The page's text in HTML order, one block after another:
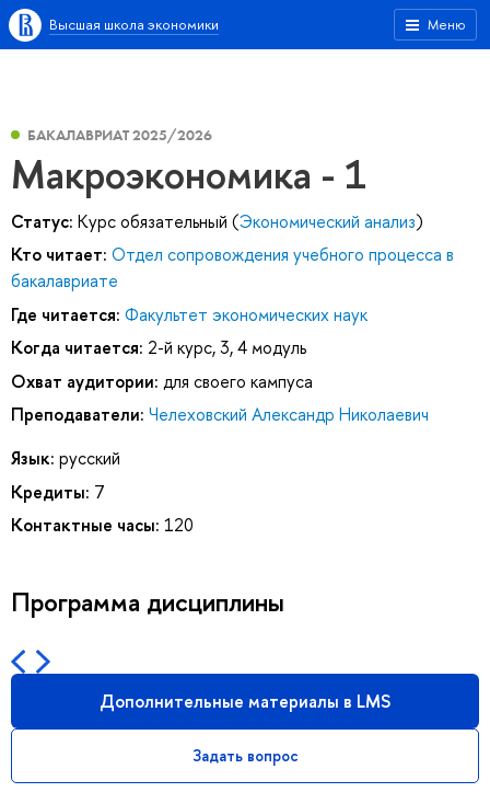
Меню
Высшая школа экономики
БАКАЛАВРИАТ 2025/2026
Макроэкономика - 1
Статус: Курс обязательный (Экономический анализ)
Кто читает: Отдел сопровождения учебного процесса в
бакалавриате
Где читается: Факультет экономических наук
Когда читается: 2-й курс, 3, 4 модуль
Охват аудитории: для своего кампуса
Преподаватели: Челеховский Александр Николаевич
Язык: русский
Кредиты: 7
Контактные часы: 120
Программа дисциплины
Дополнительные материалы в LMS
Задать вопрос